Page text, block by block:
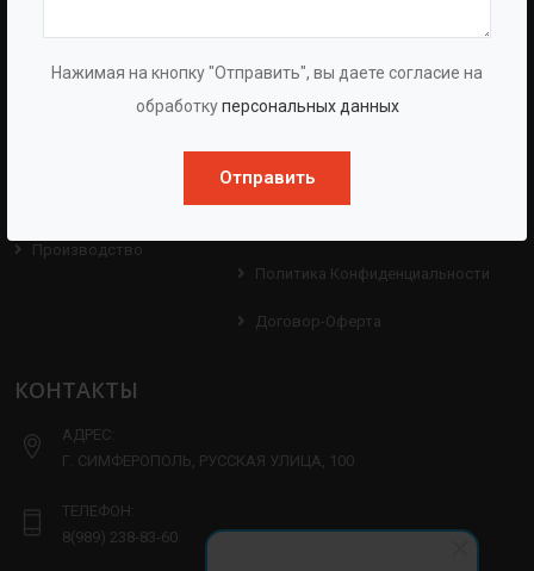
Нажимая на кнопку "Отправить", вы даете согласие на
обработкуперсональных данных
Отправить
О Компании
О Группе
Производство
Оборудование
Услуги
Опросные Листы
Политика Конфиденциальности
Договор-Оферта
КОНТАКТЫ
АДРЕС:
Г. СИМФЕРОПОЛЬ, РУССКАЯ УЛИЦА, 100
ТЕЛЕФОН:
8(989) 238-83-60